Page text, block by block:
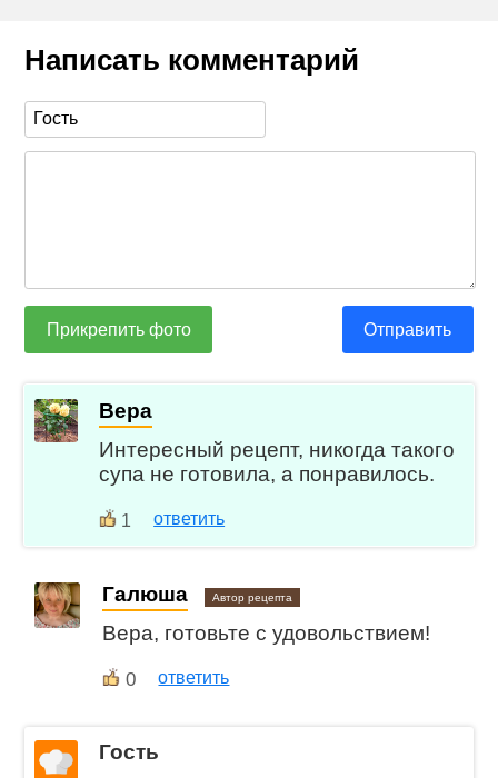
Написать комментарий
Прикрепить фото Отправить
Вера
Интересный рецепт, никогда такого
супа не готовила, а понравилось.
1 ответить
Галюша Автор рецепта
Вера, готовьте с удовольствием!
0 ответить
Гость